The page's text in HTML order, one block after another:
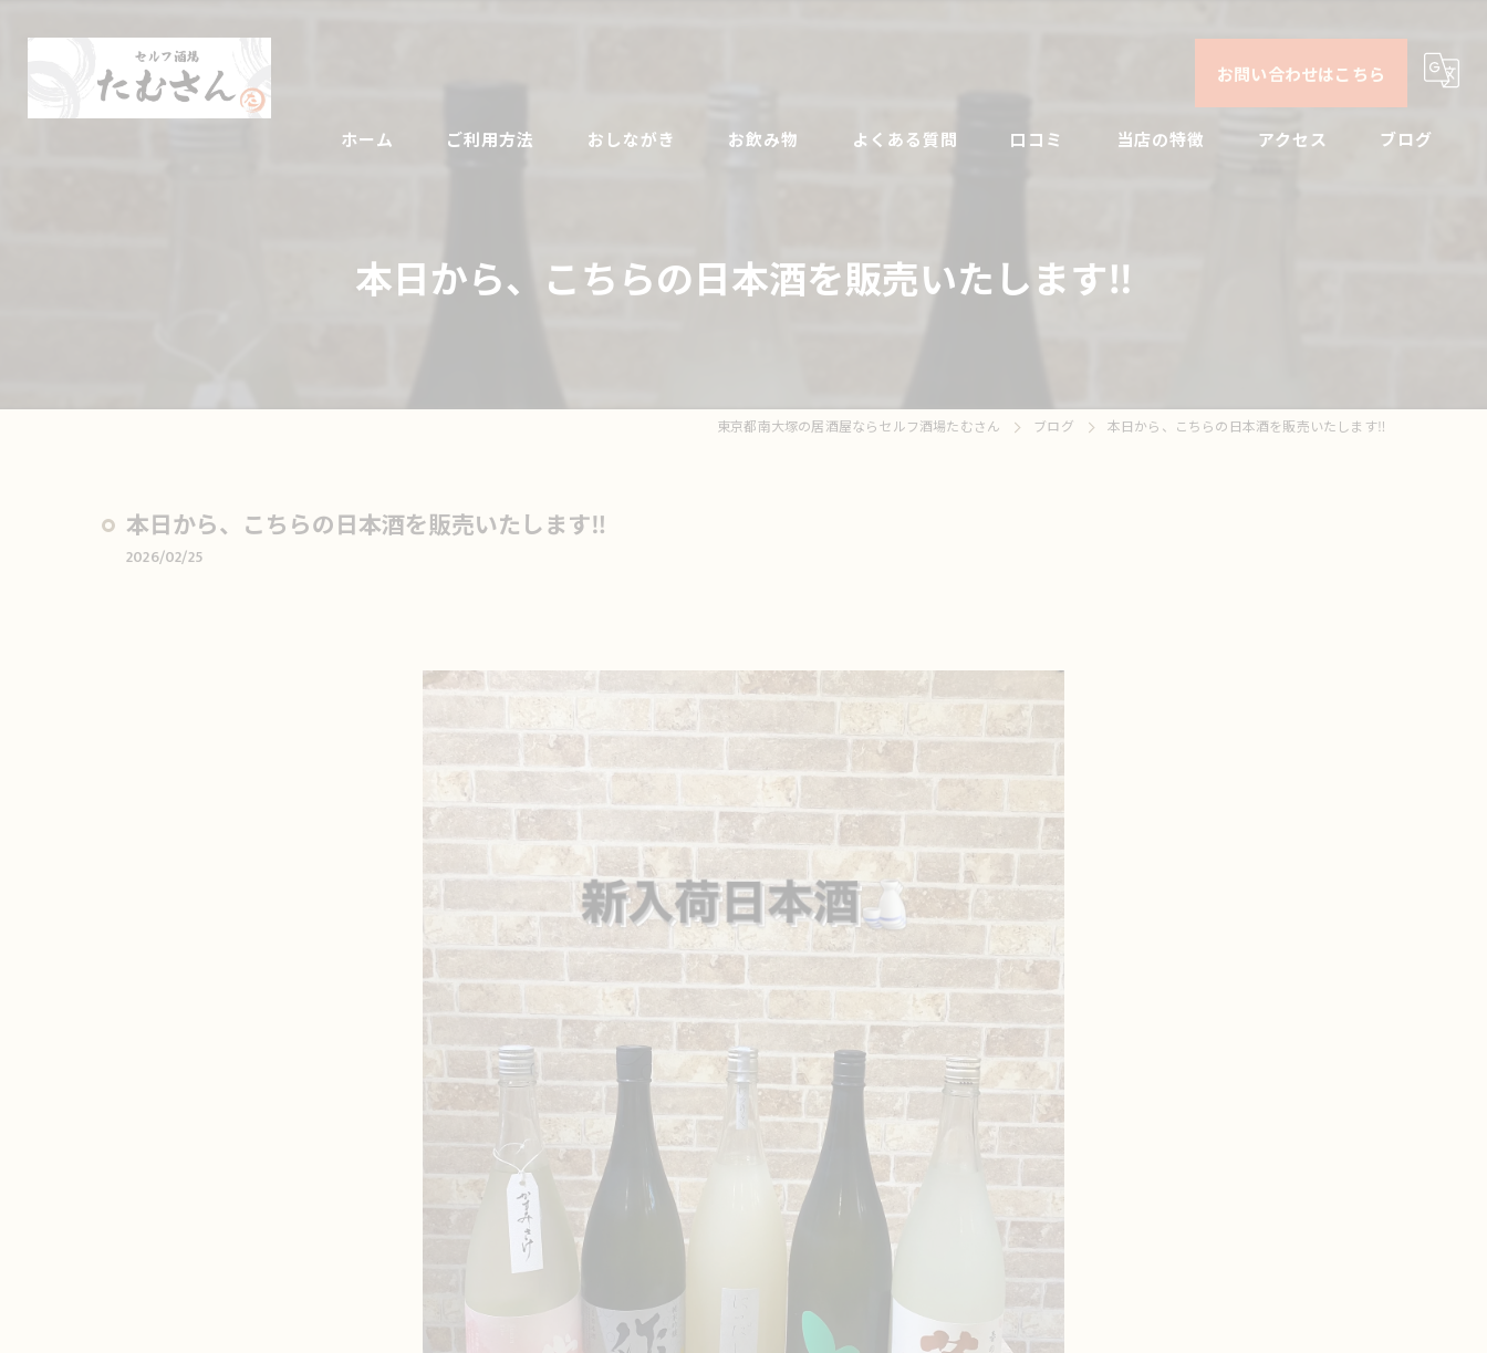
お問い合わせはこちら
ホーム ご利用方法 おしながき お飲み物 よくある質問 口コミ 当店の特徴
ビール
ドリンク
アクセス ブログ
本日から、こちらの日本酒を販売いたします‼️
東京都南大塚の居酒屋ならセルフ酒場たむさん ブログ 本日から、こちらの日本酒を販売いたします‼️
本日から、こちらの日本酒を販売いたします‼️
2026/02/25